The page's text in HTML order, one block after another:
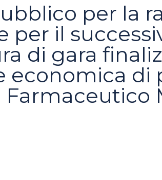
per la
per il
di gara
economica
Farmaceutico